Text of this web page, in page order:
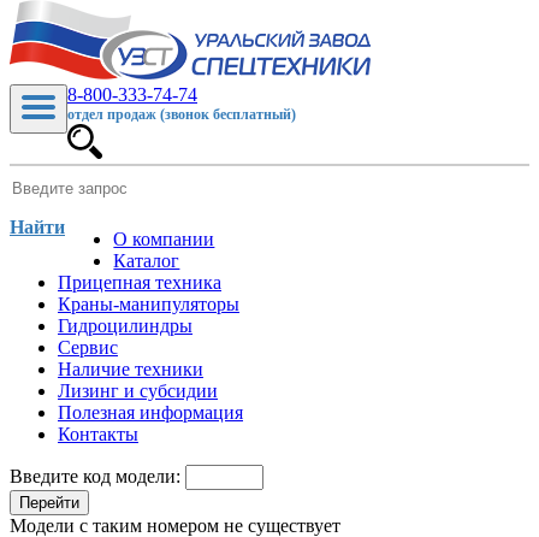
8-800-333-74-74
отдел продаж (звонок бесплатный)
Найти
О компании
Каталог
Прицепная техника
Краны-манипуляторы
Гидроцилиндры
Сервис
Наличие техники
Лизинг и субсидии
Полезная информация
Контакты
Введите код модели:
Перейти
Модели с таким номером не существует